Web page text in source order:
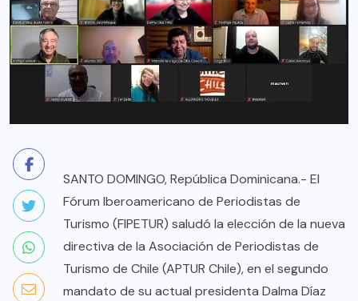
SANTO DOMINGO, República Dominicana.- El
Fórum Iberoamericano de Periodistas de
Turismo (FIPETUR) saludó la elección de la nueva
directiva de la Asociación de Periodistas de
Turismo de Chile (APTUR Chile), en el segundo
mandato de su actual presidenta Dalma Díaz